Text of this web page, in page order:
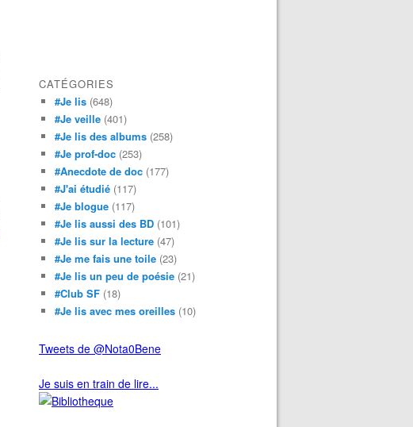
CATÉGORIES
#Je lis (648)
#Je veille (401)
#Je lis des albums (258)
#Je prof-doc (253)
#Anecdote de doc (177)
#J'ai étudié (117)
#Je blogue (117)
#Je lis aussi des BD (101)
#Je lis sur la lecture (47)
#Je me fais une toile (23)
#Je lis un peu de poésie (21)
#Club SF (18)
#Je lis avec mes oreilles (10)
Tweets de @Nota0Bene
Je suis en train de lire...